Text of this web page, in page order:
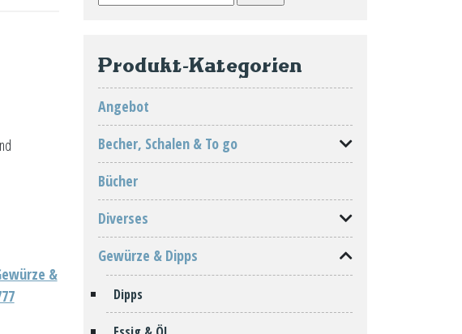
&
nach:
Produkt-Kategorien
Angebot
Becher, Schalen & To go
Bücher
Diverses
Gewürze & Dipps
Dipps